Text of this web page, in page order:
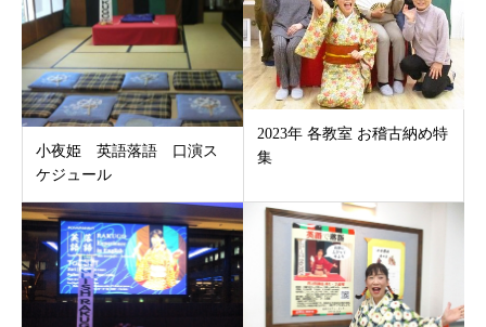
小夜姫 英語落語 口演ス
ケジュール
2023年 各教室 お稽古納め特
集